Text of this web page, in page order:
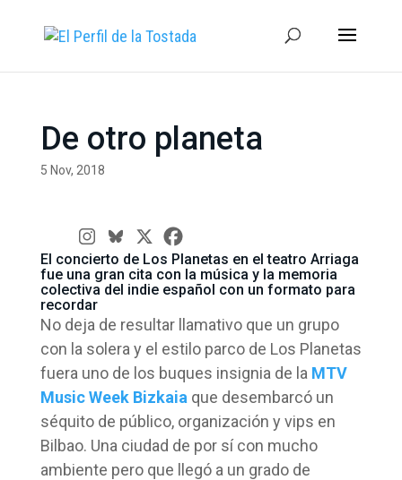
De otro planeta
5 Nov, 2018
El concierto de Los Planetas en el teatro Arriaga
fue una gran cita con la música y la memoria
colectiva del indie español con un formato para
recordar
No deja de resultar llamativo que un grupo
con la solera y el estilo parco de Los Planetas
fuera uno de los buques insignia de la MTV
Music Week Bizkaia que desembarcó un
séquito de público, organización y vips en
Bilbao. Una ciudad de por sí con mucho
ambiente pero que llegó a un grado de